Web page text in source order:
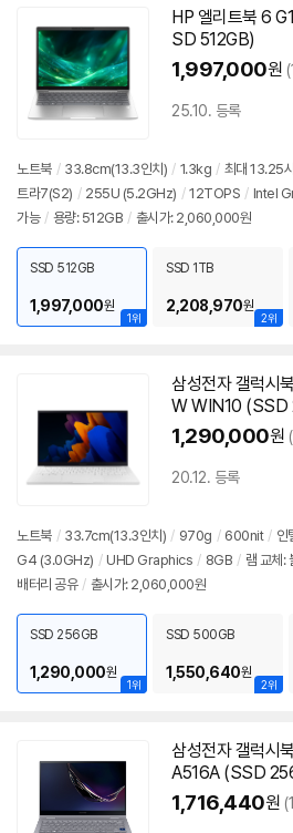
HP 엘리트북 6
SD 512GB)
1,997,000원
25.10. 등록
노트북 / 33.8cm(13.3인치 ) / 1.3kg / 최대 13.25
트라7(S2) / 255U (5.2GHz) / 12TOPS / Intel
가능 / 용량: 512GB / 출시가: 2,060,000원
1위
SSD 512GB
1,997,000원
2위
SSD 1TB
2,208,970원
삼성전자 갤럭
W WIN10 (SSD
1,290,000원
20.12. 등록
노트북 / 33.7cm(13.3인치 ) / 970g / 600nit / 인
G4 (3.0GHz) / UHD Graphics / 8GB / 램 교체:
배터리 공유 / 출시가: 2,060,000원
1위
SSD 256GB
1,290,000원
2위
SSD 500GB
1,550,640원
삼성전자 갤럭시
A516A (SSD
1,716,440원